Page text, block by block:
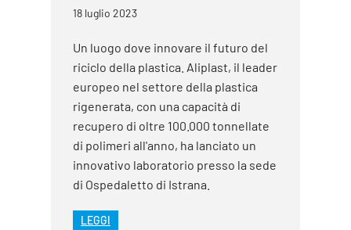
18 luglio 2023
Un luogo dove innovare il futuro del
riciclo della plastica. Aliplast, il leader
europeo nel settore della plastica
rigenerata, con una capacità di
recupero di oltre 100.000 tonnellate
di polimeri all'anno, ha lanciato un
innovativo laboratorio presso la sede
di Ospedaletto di Istrana.
LEGGI